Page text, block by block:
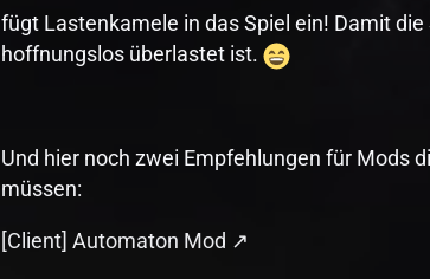
fügt Lastenkamele in das Spiel ein! Damit
hoffnungslos überlastet ist.
Und hier noch zwei Empfehlungen für Mods
müssen:
[Client] Automaton Mod